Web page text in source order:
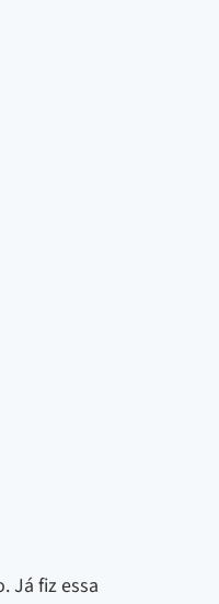
Já fiz essa